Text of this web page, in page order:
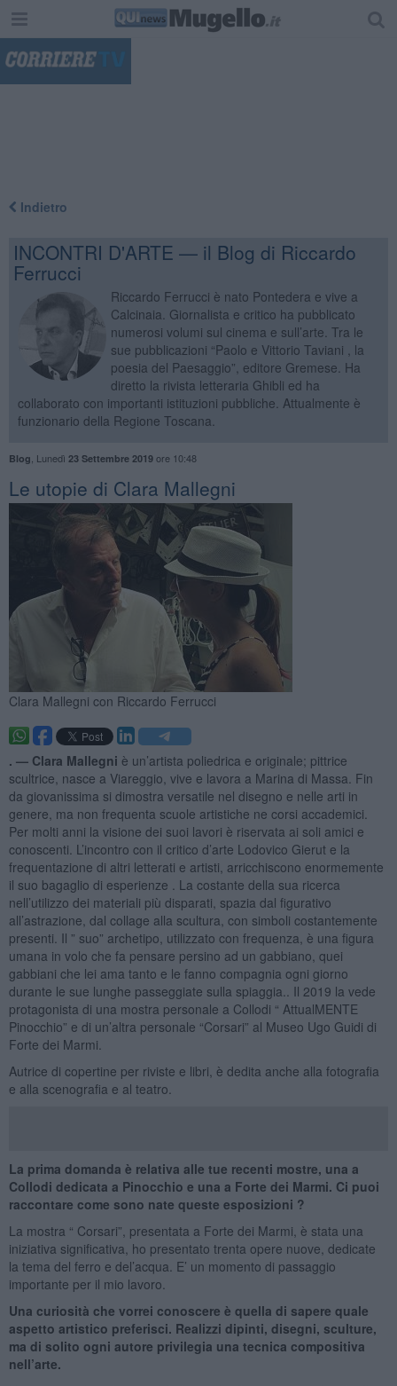
Indietro
INCONTRI D'ARTE — il Blog di Riccardo
Ferrucci
Riccardo Ferrucci è nato Pontedera e vive a
Calcinaia. Giornalista e critico ha pubblicato
numerosi volumi sul cinema e sull’arte. Tra le
sue pubblicazioni “Paolo e Vittorio Taviani , la
poesia del Paesaggio”, editore Gremese. Ha
diretto la rivista letteraria Ghibli ed ha
collaborato con importanti istituzioni pubbliche. Attualmente è
funzionario della Regione Toscana.
Blog Lunedì 23 Settembre 2019ore 10:48
Le utopie di Clara Mallegni
Clara Mallegni con Riccardo Ferrucci
. — Clara Mallegni è un’artista poliedrica e originale; pittrice
scultrice, nasce a Viareggio, vive e lavora a Marina di Massa. Fin
da giovanissima si dimostra versatile nel disegno e nelle arti in
genere, ma non frequenta scuole artistiche ne corsi accademici.
Per molti anni la visione dei suoi lavori è riservata ai soli amici e
conoscenti. L’incontro con il critico d’arte Lodovico Gierut e la
frequentazione di altri letterati e artisti, arricchiscono enormemente
il suo bagaglio di esperienze . La costante della sua ricerca
nell’utilizzo dei materiali più disparati, spazia dal figurativo
all’astrazione, dal collage alla scultura, con simboli costantemente
presenti. Il ” suo” archetipo, utilizzato con frequenza, è una figura
umana in volo che fa pensare persino ad un gabbiano, quei
gabbiani che lei ama tanto e le fanno compagnia ogni giorno
durante le sue lunghe passeggiate sulla spiaggia.. Il 2019 la vede
protagonista di una mostra personale a Collodi “ AttualMENTE
Pinocchio” e di un’altra personale “Corsari” al Museo Ugo Guidi di
Forte dei Marmi.
Autrice di copertine per riviste e libri, è dedita anche alla fotografia
e alla scenografia e al teatro.
La prima domanda è relativa alle tue recenti mostre, una a
Collodi dedicata a Pinocchio e una a Forte dei Marmi. Ci puoi
raccontare come sono nate queste esposizioni ?
La mostra “ Corsari”, presentata a Forte dei Marmi, è stata una
iniziativa significativa, ho presentato trenta opere nuove, dedicate
la tema del ferro e del’acqua. E’ un momento di passaggio
importante per il mio lavoro.
Una curiosità che vorrei conoscere è quella di sapere quale
aspetto artistico preferisci. Realizzi dipinti, disegni, sculture,
ma di solito ogni autore privilegia una tecnica compositiva
nell’arte.